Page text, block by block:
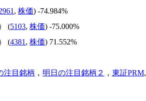
, 株価) -74.984%
(5103, 株価) -75.000%
(4381 , 株価) 71.552%
注目銘柄 ， 明日の注目銘柄２ ， 東証PRM,